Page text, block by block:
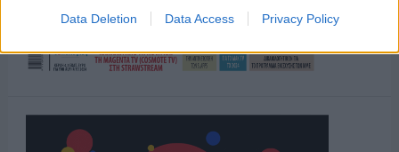
Data Deletion Data Access Privacy Policy